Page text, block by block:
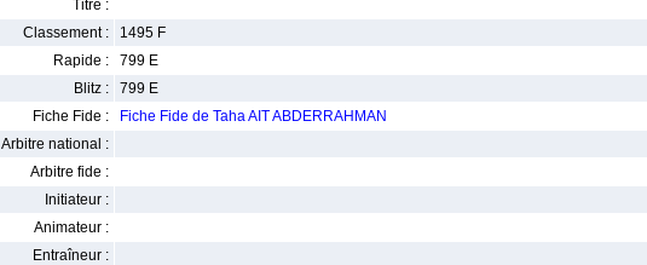
Titre :
Classement :
1495 F
Rapide :
799 E
Blitz :
799 E
Fiche Fide :
Fiche Fide de Taha AIT ABDERRAHMAN
Arbitre national :
Arbitre fide :
Initiateur :
Animateur :
Entraîneur :